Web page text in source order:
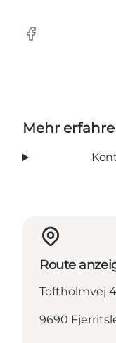
Facebook
Mehr
Route
Toftholmvej
9690